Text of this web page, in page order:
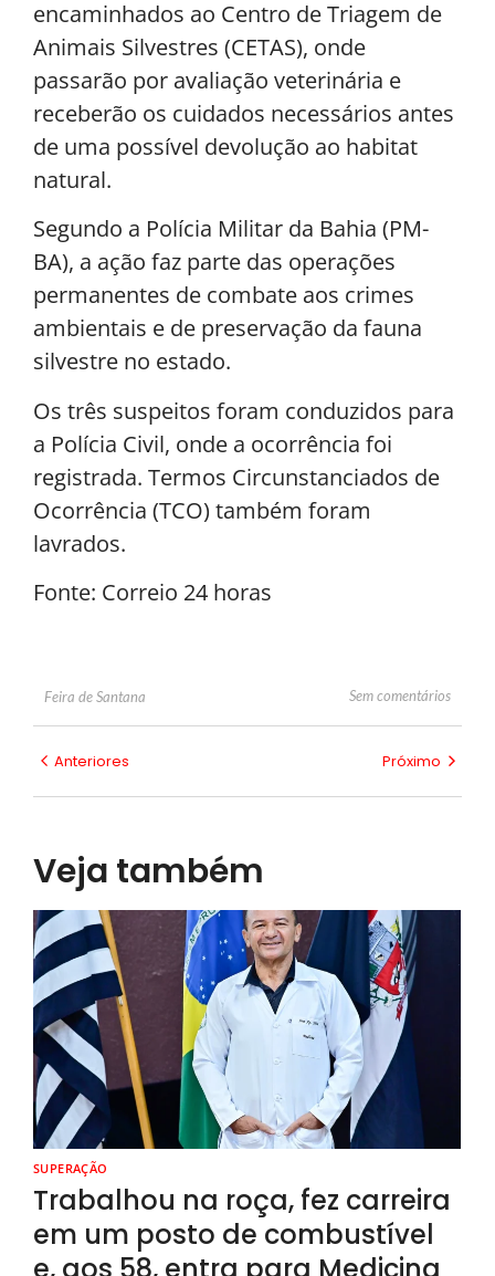
encaminhados ao Centro de Triagem de
Animais Silvestres (CETAS), onde
passarão por avaliação veterinária e
receberão os cuidados necessários antes
de uma possível devolução ao habitat
natural.
Segundo a Polícia Militar da Bahia (PM-
BA), a ação faz parte das operações
permanentes de combate aos crimes
ambientais e de preservação da fauna
silvestre no estado.
Os três suspeitos foram conduzidos para
a Polícia Civil, onde a ocorrência foi
registrada. Termos Circunstanciados de
Ocorrência (TCO) também foram
lavrados.
Fonte: Correio 24 horas
Feira de Santana Sem comentários
Anteriores Próximo
Veja também
SUPERAÇÃO
Trabalhou na roça, fez carreira
em um posto de combustível